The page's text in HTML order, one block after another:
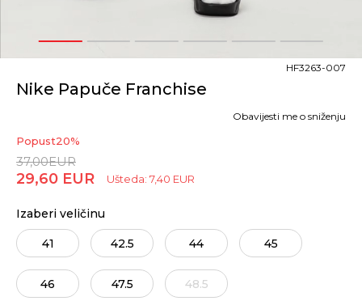
1 2 3 4 5 6
Nike Papuče Franchise
HF3263-007
Popust20%
37,00EUR
29,60 EUR Ušteda: 7,40 EUR
Obavijesti me o sniženju
Izaberi veličinu
41 42.5 44 45
46 47.5 48.5